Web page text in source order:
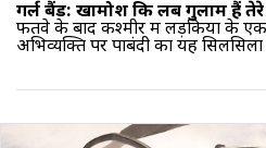
गर्ल बैंड: खामोश कि लब गुलाम हैं तेरे
फतवे के बाद कश्मीर में लड़कियों के एक
अभिव्यक्ति पर पाबंदी का यह